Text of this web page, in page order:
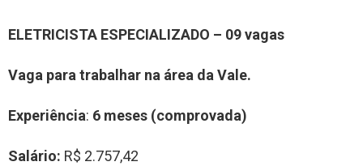
ELETRICISTA ESPECIALIZADO – 09vagas
Vaga para trabalhar na área da Vale.
Experiência: 6 meses (comprovada)
Salário: R$ 2.757,42